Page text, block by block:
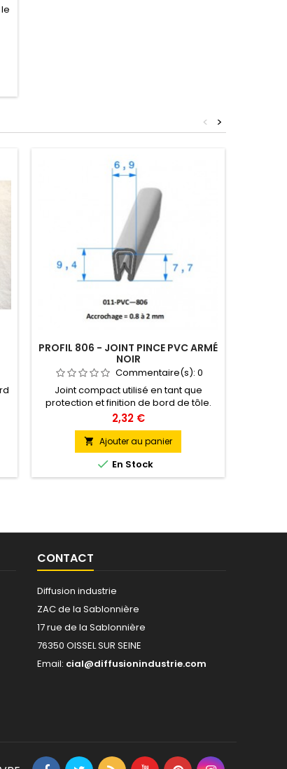
>
<
PROFIL 806 - JOINT PINCE PVC ARMÉ
NOIR
Commentaire(s): 0
Joint compact utilisé en tant que
protection et finition de bord de tôle.
Minimum de vente de 10 mètres
(longueur maximum 50 mètres)
Prix
2,32 €
 Ajouter au panier
 En Stock
CONTACT
Diffusion industrie
ZAC de la Sablonnière
17 rue de la Sablonnière
76350 OISSEL SUR SEINE
Email: cial@diffusionindustrie.com